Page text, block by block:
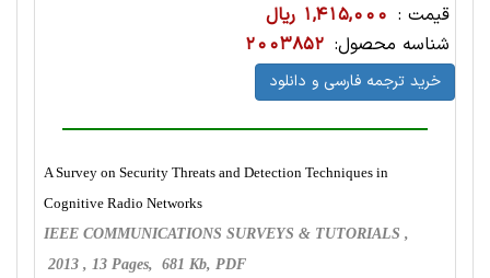
قیمت : 1,415,000 ریال
شناسه محصول: 2003852
خرید ترجمه فارسی و دانلود
A Survey on Security Threats and Detection Techniques in
Cognitive Radio Networks
IEEE COMMUNICATIONS SURVEYS & TUTORIALS ,
2013 , 13 Pages, 681 Kb, PDF